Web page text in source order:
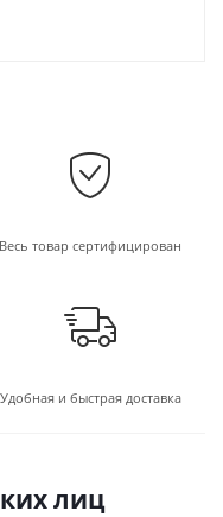
Весь товар сертифицирован
Удобная и быстрая доставка
лиц